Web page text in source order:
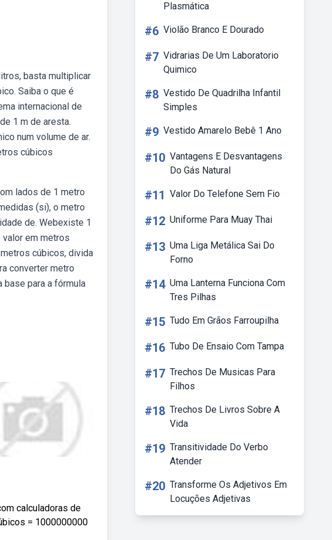
basta multiplicar
Saiba o que é
internacional de
1 m de aresta.
num volume de ar.
cúbicos
lados de 1 metro
(si), o metro
de. Webexiste 1
valor em metros
cúbicos, divida
converter metro
base para a fórmula
calculadoras de
= 1000000000
Plasmática
#6 Violão Branco E Dourado
#7 Vidrarias De Um Laboratorio
Quimico
#8 Vestido De Quadrilha Infantil
Simples
#9 Vestido Amarelo Bebê 1 Ano
#10 Vantagens E Desvantagens
Do Gás Natural
#11 Valor Do Telefone Sem Fio
#12 Uniforme Para Muay Thai
#13 Uma Liga Metálica Sai Do
Forno
#14 Uma Lanterna Funciona Com
Tres Pilhas
#15 Tudo Em Grãos Farroupilha
#16 Tubo De Ensaio Com Tampa
#17 Trechos De Musicas Para
Filhos
#18 Trechos De Livros Sobre A
Vida
#19 Transitividade Do Verbo
Atender
#20 Transforme Os Adjetivos Em
Locuções Adjetivas